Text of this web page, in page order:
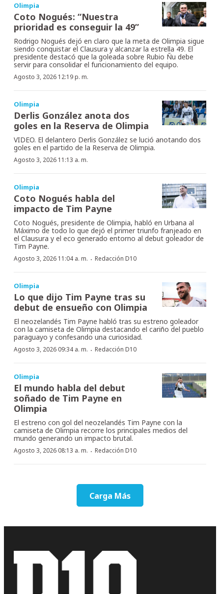
Olimpia
Coto Nogués: “Nuestra
prioridad es conseguir la 49”
Rodrigo Nogués dejó en claro que la meta de Olimpia sigue
siendo conquistar el Clausura y alcanzar la estrella 49. El
presidente destacó que la goleada sobre Rubio Ñu debe
servir para consolidar el funcionamiento del equipo.
Agosto 3, 2026 12:19 p. m.
Olimpia
Derlis González anota dos
goles en la Reserva de Olimpia
VIDEO. El delantero Derlis González se lució anotando dos
goles en el partido de la Reserva de Olimpia.
Agosto 3, 2026 11:13 a. m.
Olimpia
Coto Nogués habla del
impacto de Tim Payne
Coto Nogués, presidente de Olimpia, habló en Urbana al
Máximo de todo lo que dejó el primer triunfo franjeado en
el Clausura y el eco generado entorno al debut goleador de
Tim Payne.
Agosto 3, 2026 11:04 a. m. · Redacción D10
Olimpia
Lo que dijo Tim Payne tras su
debut de ensueño con Olimpia
El neozelandés Tim Payne habló tras su estreno goleador
con la camiseta de Olimpia destacando el cariño del pueblo
paraguayo y confesando una curiosidad.
Agosto 3, 2026 09:34 a. m. · Redacción D10
Olimpia
El mundo habla del debut
soñado de Tim Payne en
Olimpia
El estreno con gol del neozelandés Tim Payne con la
camiseta de Olimpia recorre los principales medios del
mundo generando un impacto brutal.
Agosto 3, 2026 08:13 a. m. · Redacción D10
Carga Más